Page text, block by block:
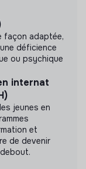
façon adaptée,
déficience
ou psychique
internat
jeunes en
et
de devenir